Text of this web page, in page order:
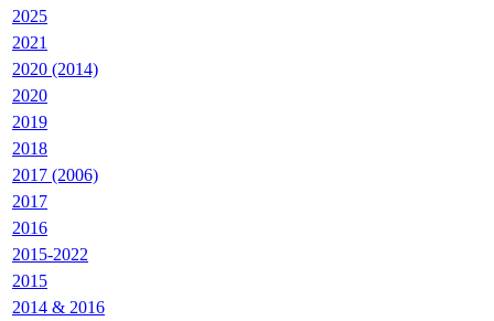
2025
2021
2020 (2014)
2020
2019
2018
2017 (2006)
2017
2016
2015-2022
2015
2014 & 2016